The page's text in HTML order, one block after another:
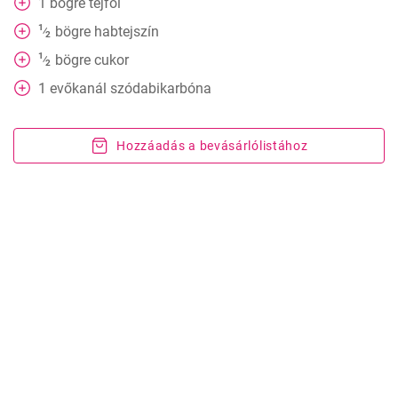
1⁄2 bögre habtejszín
1⁄2 bögre cukor
1 evőkanál szódabikarbóna
Hozzáadás a bevásárlólistához